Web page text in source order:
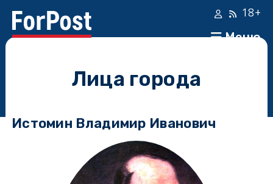
Меню
18+
Лица города
Истомин Владимир Иванович